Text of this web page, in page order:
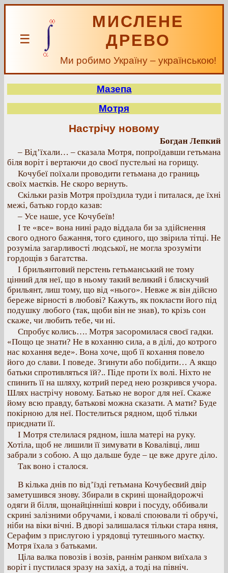
☰
МИСЛЕНЕ
ДРЕВО
Ми робимо Україну – українською!
Мазепа
Мотря
Настрічу новому
Богдан Лепкий
– Від’їхали… – сказала Мотря, попроїдавши гетьмана
біля воріт і вертаючи до своєї пустельні на горищу.
Кочубеї поїхали проводити гетьмана до границь
своїх маєтків. Не скоро вернуть.
Скільки разів Мотря проїздила туди і питалася, де їхні
межі, батько гордо казав:
– Усе наше, усе Кочубеїв!
І те «все» вона нині радо віддала би за здійснення
свого одного бажання, того єдиного, що звірила тітці. Не
розуміла загарливості людської, не могла зрозуміти
гордощів з багатства.
І брильянтовий перстень гетьманський не тому
цінний для неї, що в ньому такий великий і блискучий
брильянт, лиш тому, що від «нього». Невже ж він дійсно
береже вірності в любові? Кажуть, як покласти його під
подушку любого (так, щоби він не знав), то крізь сон
скаже, чи любить тебе, чи ні.
Спробує колись…. Мотря засоромилася своєї гадки.
«Пощо це знати? Не в коханню сила, а в ділі, до котрого
нас кохання веде». Вона хоче, щоб її кохання повело
його до слави. І поведе. Згинути або побідити… А якщо
батьки спротивляться їй?.. Піде проти їх волі. Ніхто не
спинить її на шляху, котрий перед нею розкрився учора.
Шлях настрічу новому. Батько не ворог для неї. Скаже
йому всю правду, батькові можна сказати. А мати? Буде
покірною для неї. Постелиться рядном, щоб тільки
приєднати її.
І Мотря стелилася рядном, ішла матері на руку.
Хотіла, щоб не лишили її зимувати в Ковалівці, лиш
забрали з собою. А що дальше буде – це вже друге діло.
Так воно і сталося.
В кілька днів по від’їзді гетьмана Кочубеєвий двір
заметушився знову. Збирали в скрині щонайдорожчі
одяги й білля, щонайцінніші коври і посуду, оббивали
скрині залізними обручами, і ковалі споювали ті обручі,
ніби на віки вічні. В дворі залишалася тільки стара няня,
Серафим з прислугою і урядовці тутешнього маєтку.
Мотря їхала з батьками.
Ціла валка повозів і возів, раннім ранком виїхала з
воріт і пустилася зразу на захід, а тоді на північ.